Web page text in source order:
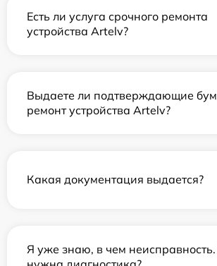
Есть ли услуга срочного ремонта
устройства Artelv?
Выдаете ли подтверждающие
ремонт устройства Artelv?
Какая документация выдается?
Я уже знаю, в чем